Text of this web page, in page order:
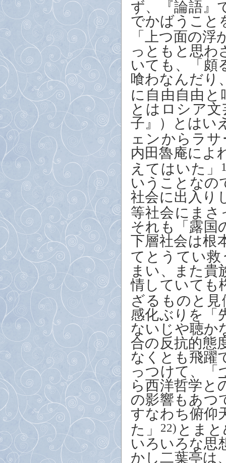
ず、『論語』
でかばうこと
「上つ面の
っともと思わ
いても、「頗
喰わなんだり
に自由自由と
とはロシア
子』）とはい
ェンからラ
内田魯庵によ
えてはいた」
いうことなの
社会に出入り
等社会にま
それも「露国
下層社会は根
てとうてい
まい、また貴
情していても
ざるものと見
感化ぶりを「
ないじや聴か
合の反抗的態
なくとも飛躍
っつけて、「
ら西洋哲学と
の影響もあつ
すなわち俯仰
た」
22) とま
いろいろな思
かし二葉亭は